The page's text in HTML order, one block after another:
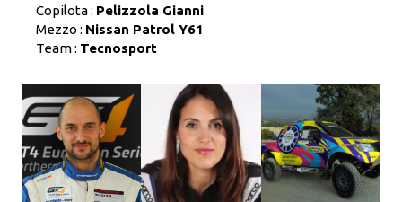
Copilota : Pelizzola Gianni
Mezzo : Nissan Patrol Y61
Team : Tecnosport